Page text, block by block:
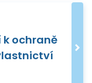
ochraně